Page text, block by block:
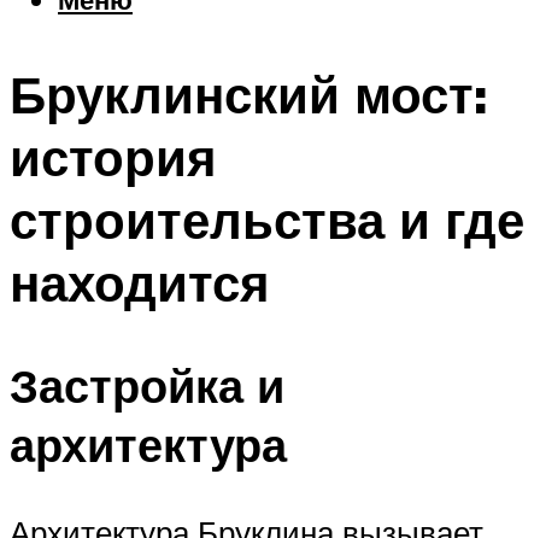
Шоппинг
Что посетить
Меню
Бруклинский мост:
история
строительства и где
находится
Застройка и
архитектура